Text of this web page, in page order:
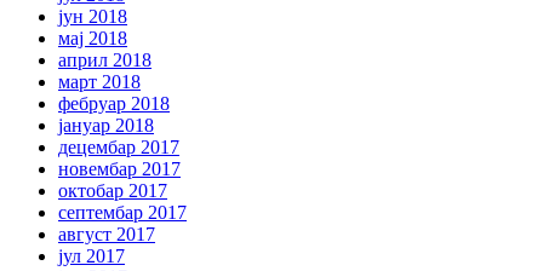
јун 2018
мај 2018
април 2018
март 2018
фебруар 2018
јануар 2018
децембар 2017
новембар 2017
октобар 2017
септембар 2017
август 2017
јул 2017